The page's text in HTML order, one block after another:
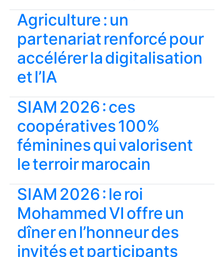
Agriculture : un
partenariat renforcé pour
accélérer la digitalisation
et l’IA
SIAM 2026 : ces
coopératives 100%
féminines qui valorisent
le terroir marocain
SIAM 2026 : le roi
Mohammed VI offre un
dîner en l’honneur des
invités et participants